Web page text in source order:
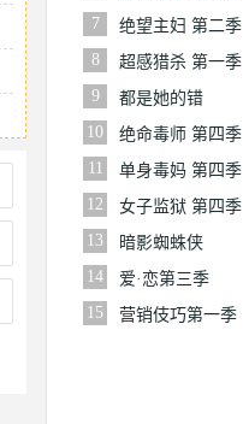
7
绝望主妇 第二季
8
超感猎杀 第一季
9
都是她的错
10
绝命毒师 第四季
11
单身毒妈 第四季
12
女子监狱 第四季
13
暗影蜘蛛侠
14
爱·恋第三季
15
营销伎巧第一季